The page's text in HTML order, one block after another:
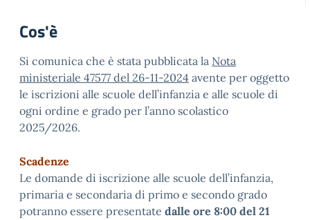
Cos'è
Si comunica che è stata pubblicata la Nota
ministeriale 47577 del 26-11-2024 avente per oggetto
le iscrizioni alle scuole dell’infanzia e alle scuole di
ogni ordine e grado per l’anno scolastico
2025/2026.
Scadenze
Le domande di iscrizione alle scuole dell’infanzia,
primaria e secondaria di primo e secondo grado
potranno essere presentate dalle ore 8:00 del 21